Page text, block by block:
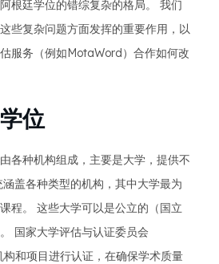
根廷学位的错综复杂的格局。 我们
些复杂问题方面发挥的重要作用，以
服务（例如MotaWord）合作如何改
位
各种机构组成，主要是大学，提供不
盖各种类型的机构，其中大学最为
程。 这些大学可以是公立的（国立
国家大学评估与认证委员会
构和项目进行认证，在确保学术质量